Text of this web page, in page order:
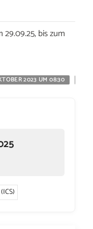
bis zum
2023 UM 08:30